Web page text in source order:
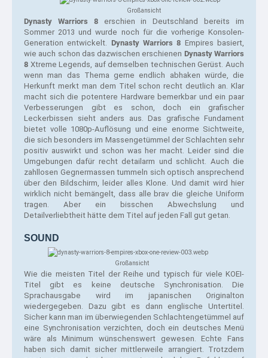
Großansicht
Dynasty Warriors 8 erschien in Deutschland bereits im
Sommer 2013 und wurde noch für die vorherige Konsolen-
Generation entwickelt. Dynasty Warriors 8 Empires basiert,
wie auch schon das dazwischen erschienen Dynasty Warriors
8 Xtreme Legends, auf demselben technischen Gerüst. Auch
wenn man das Thema gerne endlich abhaken würde, die
Herkunft merkt man dem Titel schon recht deutlich an. Klar
macht sich die potentere Hardware bemerkbar und ein paar
Verbesserungen gibt es schon, doch ein grafischer
Leckerbissen sieht anders aus. Das grafische Fundament
bietet volle 1080p-Auflösung und eine enorme Sichtweite,
die sich besonders im Massengetümmel der Schlachten sehr
positiv auswirkt und schon was her macht. Leider sind die
Umgebungen dafür recht detailarm und schlicht. Auch die
zahllosen Gegnermassen tummeln sich optisch ansprechend
über den Bildschirm, leider alles Klone. Und damit wird hier
wirklich nicht bemängelt, dass alle brav die gleiche Uniform
tragen. Aber ein bisschen Abwechslung und
Detailverliebtheit hätte dem Titel auf jeden Fall gut getan.
SOUND
Großansicht
Wie die meisten Titel der Reihe und typisch für viele KOEI-
Titel gibt es keine deutsche Synchronisation. Die
Sprachausgabe wird im japanischen Originalton
wiedergegeben. Dazu gibt es dann englische Untertitel.
Sicher kann man im überwiegenden Schlachtengetümmel auf
eine Synchronisation verzichten, doch ein deutsches Menü
wäre als Minimum wünschenswert gewesen. Echte Fans
haben sich damit sicher mittlerweile arrangiert. Trotzdem